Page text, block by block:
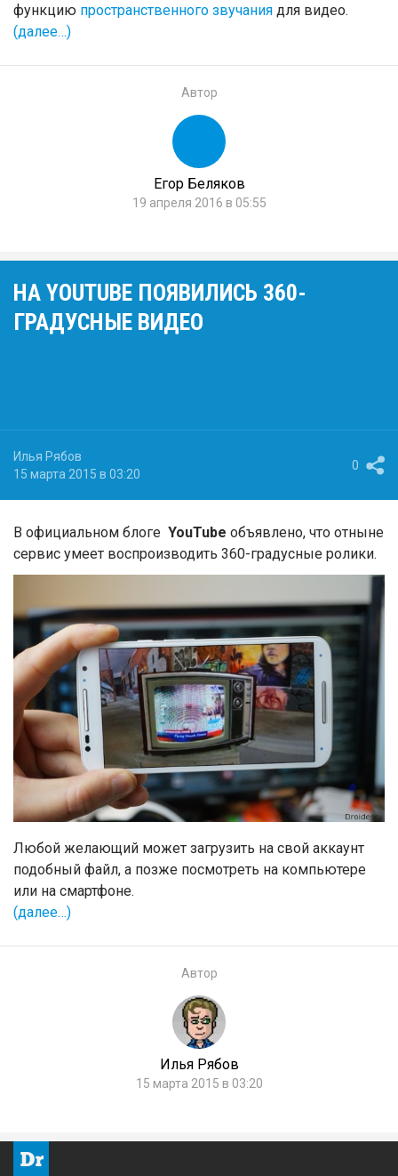
функцию пространственного звучания для видео.
(далее…)
Автор
Егор Беляков
19 апреля 2016 в 05:55
НА YOUTUBE ПОЯВИЛИСЬ 360-
ГРАДУСНЫЕ ВИДЕО
Илья Рябов
15 марта 2015 в 03:20
0
В официальном блоге YouTube объявлено, что отныне
сервис умеет воспроизводить 360-градусные ролики.
Любой желающий может загрузить на свой аккаунт
подобный файл, а позже посмотреть на компьютере
или на смартфоне.
(далее…)
Автор
Илья Рябов
15 марта 2015 в 03:20